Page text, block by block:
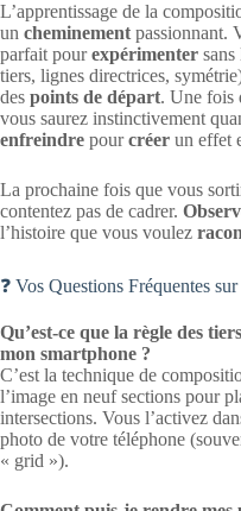
L’apprentissage de la
un cheminement passionnant.
parfait pourexpérimenter
tiers, lignes directrices,
des points de départ. Une fois
vous saurez instinctivement
enfreindre pourcréer un effet
La prochaine fois que vous
contentez pas de cadrer.
l’histoire que vous voulez
❓ Vos Questions Fréquentes
Qu’est-ce que la règle des
mon smartphone ?
C’est la technique de
l’image en neuf sections pour
intersections. Vous l’activez
photo de votre téléphone
« grid »).